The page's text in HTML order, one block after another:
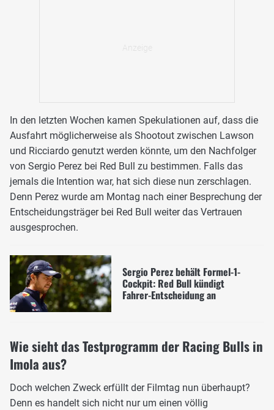
In den letzten Wochen kamen Spekulationen auf, dass die
Ausfahrt möglicherweise als Shootout zwischen Lawson
und Ricciardo genutzt werden könnte, um den Nachfolger
von Sergio Perez bei Red Bull zu bestimmen. Falls das
jemals die Intention war, hat sich diese nun zerschlagen.
Denn Perez wurde am Montag nach einer Besprechung der
Entscheidungsträger bei Red Bull weiter das Vertrauen
ausgesprochen.
Sergio Perez behält Formel-1-
Cockpit: Red Bull kündigt
Fahrer-Entscheidung an
Wie sieht das Testprogramm der Racing Bulls in
Imola aus?
Doch welchen Zweck erfüllt der Filmtag nun überhaupt?
Denn es handelt sich nicht nur um einen völlig